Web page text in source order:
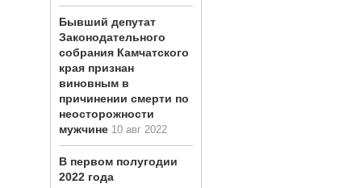
Бывший депутат
Законодательного
собрания Камчатского
края признан
виновным в
причинении смерти по
неосторожности
мужчине 10 авг 2022
В первом полугодии
2022 года